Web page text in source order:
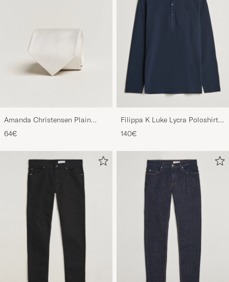
Amanda Christensen Plain
Classic Tie 8 cm White
64€
Filippa K Luke Lycra Poloshirt
Navy
140€